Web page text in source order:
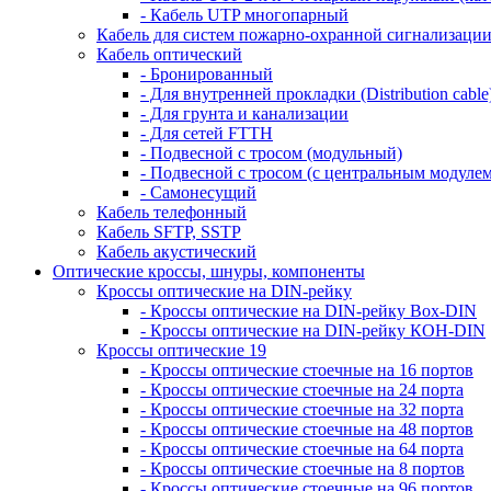
- Кабель UTP многопарный
Кабель для систем пожарно-охранной сигнализации
Кабель оптический
- Бронированный
- Для внутренней прокладки (Distribution
- Для грунта и канализации
- Для сетей FTTH
- Подвесной с тросом (модульный)
- Подвесной с тросом (с центральным
- Самонесущий
Кабель телефонный
Кабель SFTP, SSTP
Кабель акустический
Оптические кроссы, шнуры, компоненты
Кроссы оптические на DIN-рейку
- Кроссы оптические на DIN-рейку Box-DIN
- Кроссы оптические на DIN-рейку КОН-DIN
Кроссы оптические 19
- Кроссы оптические стоечные на 16 портов
- Кроссы оптические стоечные на 24 порта
- Кроссы оптические стоечные на 32 порта
- Кроссы оптические стоечные на 48 портов
- Кроссы оптические стоечные на 64 порта
- Кроссы оптические стоечные на 8 портов